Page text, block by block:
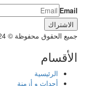
Email
جميع الحقوق محفوظة © 2024-2018
الأقسام
الرئيسية
أحداث و أزمنة